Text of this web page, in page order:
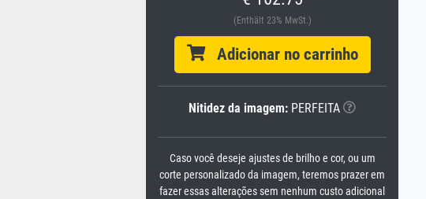
(Enthält 23% MwSt.)
Adicionar no carrinho
Nitidez da imagem: PERFEITA
Caso você deseje ajustes de brilho e cor, ou um
corte personalizado da imagem, teremos prazer em
fazer essas alterações sem nenhum custo adicional